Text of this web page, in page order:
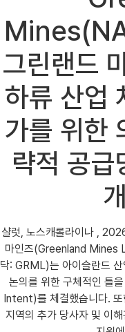
그린랜드
하류 산업
가를 위한
략적 공급
샬럿, 노스캐롤라이나 ,
마인즈(Greenland Mines
닥: GRML)는 아이슬란드
논의를 위한 구체적인 틀
Intent)를 체결했습니다. 또
지역의 추가 당사자 및 이